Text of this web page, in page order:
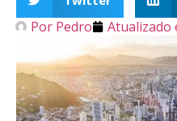
Por Pedro Atualizado